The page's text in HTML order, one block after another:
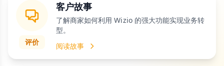
评价
客户故事
了解商家如何利用 Wizio 的强大功能实现业务转
型。
阅读故事